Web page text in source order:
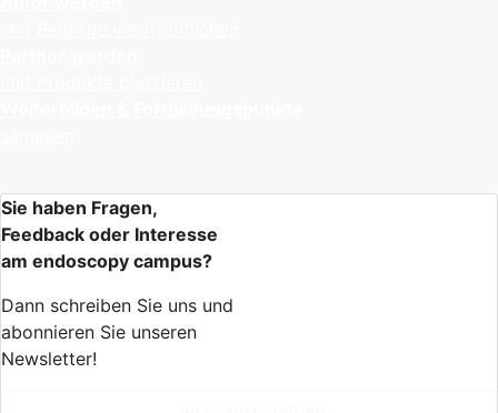
Sie haben Fragen,
Feedback oder Interesse
am endoscopy campus?
Dann schreiben Sie uns und
abonnieren Sie unseren
Newsletter!